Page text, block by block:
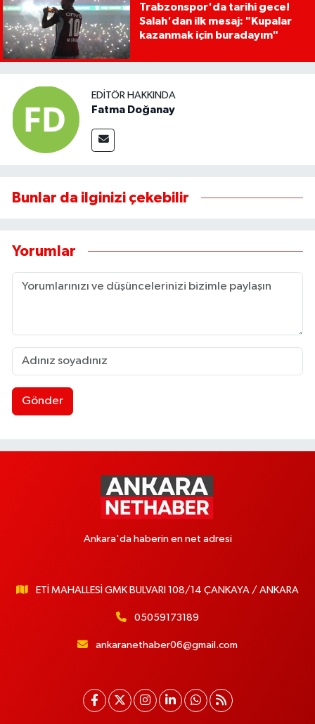
Trabzonspor'da tarihi gece!
Salah'dan ilk mesaj: "Kupalar
kazanmak için buradayım"
EDITÖR HAKKINDA
Fatma Doğanay
Bunlar da ilginizi çekebilir
Yorumlar
Gönder
Ankara'da haberin en net adresi
ETİ MAHALLESİ GMK BULVARI 108/14 ÇANKAYA / ANKARA
05059173189
ankaranethaber06@gmail.com